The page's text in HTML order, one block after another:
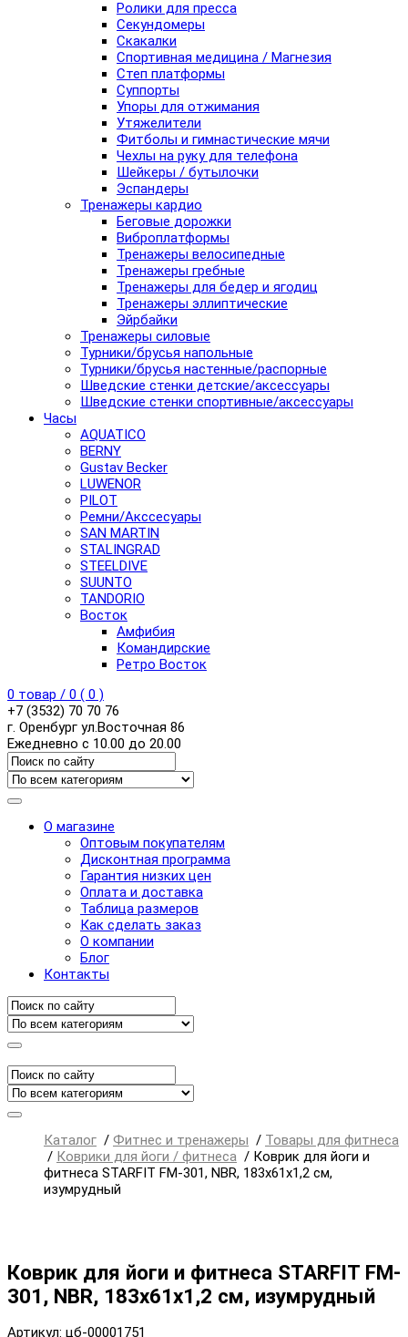
Ролики для пресса
Секундомеры
Скакалки
Спортивная медицина / Магнезия
Степ платформы
Суппорты
Упоры для отжимания
Утяжелители
Фитболы и гимнастические мячи
Чехлы на руку для телефона
Шейкеры / бутылочки
Эспандеры
Тренажеры кардио
Беговые дорожки
Виброплатформы
Тренажеры велосипедные
Тренажеры гребные
Тренажеры для бедер и ягодиц
Тренажеры эллиптические
Эйрбайки
Тренажеры силовые
Турники/брусья напольные
Турники/брусья настенные/распорные
Шведские стенки детские/аксессуары
Шведские стенки спортивные/аксессуары
Часы
AQUATICO
BERNY
Gustav Becker
LUWENOR
PILOT
Pемни/Акссесуары
SAN MARTIN
STALINGRAD
STEELDIVE
SUUNTO
TANDORIO
Восток
Амфибия
Командирские
Ретро Восток
0 товар / 0 ( 0 )
+7 (3532) 70 70 76
г. Оренбург ул.Восточная 86
Ежедневно с 10.00 до 20.00
О магазине
Оптовым покупателям
Дисконтная программа
Гарантия низких цен
Оплата и доставка
Таблица размеров
Как сделать заказ
О компании
Блог
Контакты
Каталог / Фитнес и тренажеры / Товары для фитнеса
/ Коврики для йоги / фитнеса / Коврик для йоги и
фитнеса STARFIT FM-301, NBR, 183x61x1,2 см,
изумрудный
Коврик для йоги и фитнеса STARFIT FM-
301, NBR, 183x61x1,2 см, изумрудный
Артикул: цб-00001751